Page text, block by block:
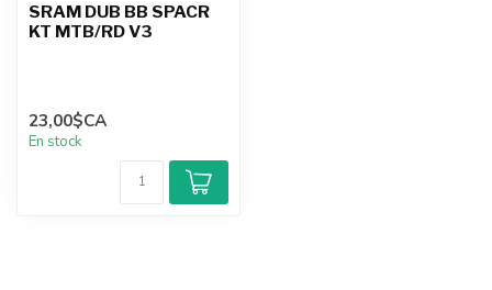
SRAM DUB BB SPACR
KT MTB/RD V3
23,00$CA
En stock